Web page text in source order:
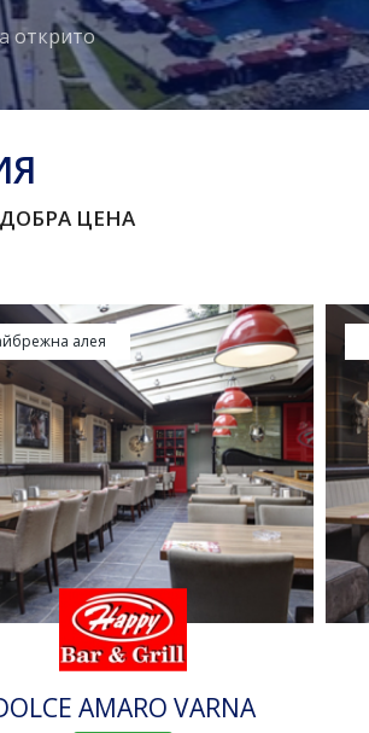
открито
ЦЕНА
алея
AMARO VARNA